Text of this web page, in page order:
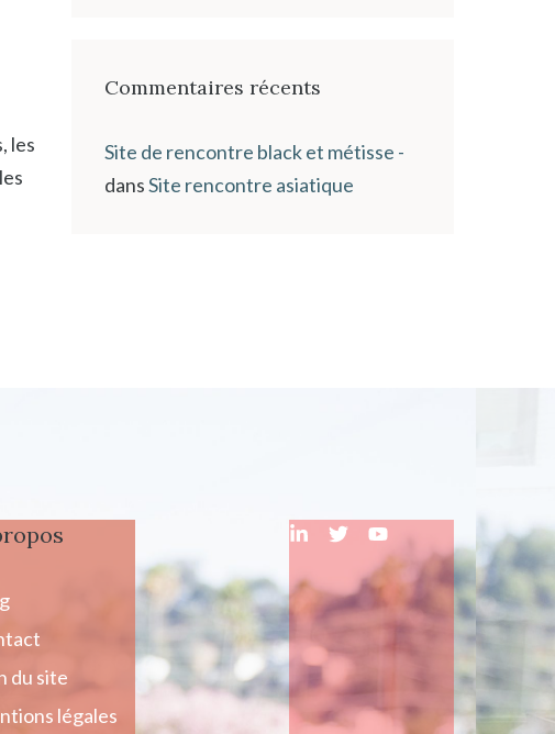
les
Commentaires récents
Site de rencontre black et métisse -
dansSite rencontre asiatique
du site
légales